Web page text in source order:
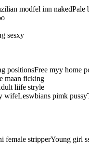
modfel inn
sesxy
positionsFree myy home
maan ficking
liife stryle
pimk
stripperYoung girl